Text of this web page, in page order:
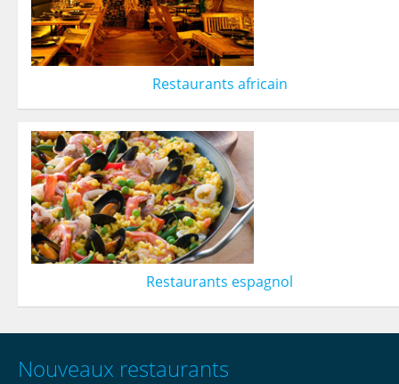
Restaurants africain
Restaurants espagnol
Nouveaux restaurants